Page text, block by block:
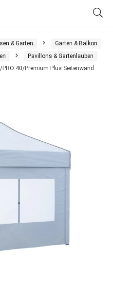
& Garten
Garten & Balkon
Pavillons & Gartenlauben
40/Premium Plus Seitenwand